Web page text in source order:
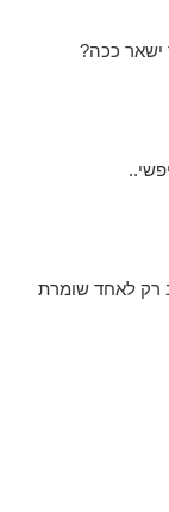
ישאר ככה?
רק לאחד שומרת